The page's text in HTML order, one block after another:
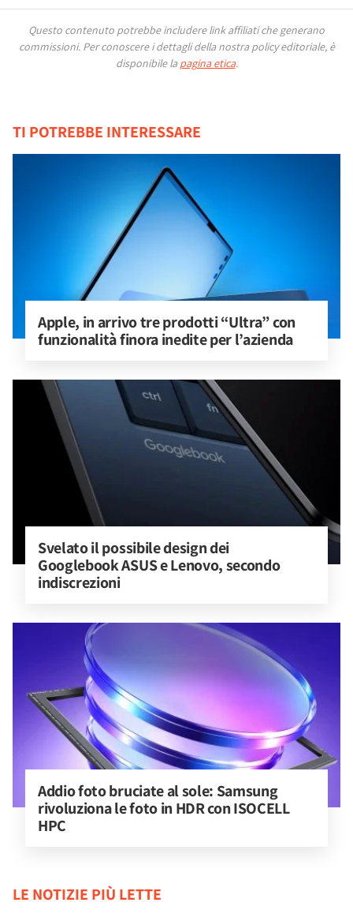
Questo contenuto potrebbe includere link affiliati che generano
commissioni. Per conoscere i dettagli della nostra policy editoriale, è
disponibile la pagina etica.
TI POTREBBE INTERESSARE
Apple, in arrivo tre prodotti “Ultra” con
funzionalità finora inedite per l’azienda
Svelato il possibile design dei
Googlebook ASUS e Lenovo, secondo
indiscrezioni
Addio foto bruciate al sole: Samsung
rivoluziona le foto in HDR con ISOCELL
HPC
LE NOTIZIE PIÙ LETTE